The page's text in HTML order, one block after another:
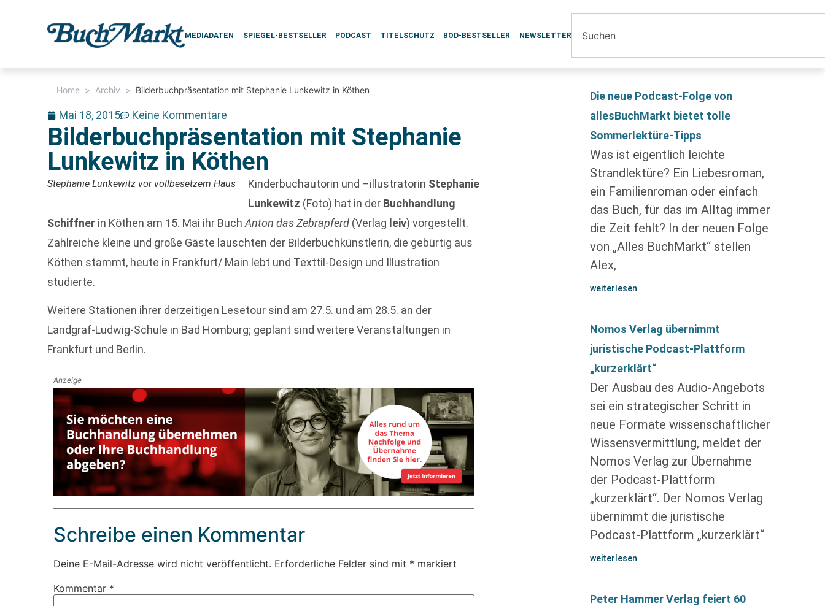
MEDIADATEN SPIEGEL-BESTSELLER PODCAST TITELSCHUTZ BOD-BESTSELLER NEWSLETTER
Home > Archiv > Bilderbuchpräsentation mit Stephanie Lunkewitz in Köthen
Mai 18, 2015 Keine Kommentare
Bilderbuchpräsentation mit Stephanie
Lunkewitz in Köthen
Stephanie Lunkewitz vor vollbesetzem Haus Kinderbuchautorin und –illustratorin Stephanie
Lunkewitz (Foto) hat in der Buchhandlung
Schiffner in Köthen am 15. Mai ihr BuchAnton das Zebrapferd (Verlag leiv) vorgestellt.
Zahlreiche kleine und große Gäste lauschten der Bilderbuchkünstlerin, die gebürtig aus
Köthen stammt, heute in Frankfurt/ Main lebt und Texttil-Design und Illustration
studierte.
Weitere Stationen ihrer derzeitigen Lesetour sind am 27.5. und am 28.5. an der
Landgraf-Ludwig-Schule in Bad Homburg; geplant sind weitere Veranstaltungen in
Frankfurt und Berlin.
Anzeige
Schreibe einen Kommentar
Deine E-Mail-Adresse wird nicht veröffentlicht. Erforderliche Felder sind mit * markiert
Kommentar *
Die neue Podcast-Folge von
allesBuchMarkt bietet tolle
Sommerlektüre-Tipps
Was ist eigentlich leichte
Strandlektüre? Ein Liebesroman,
ein Familienroman oder einfach
das Buch, für das im Alltag immer
die Zeit fehlt? In der neuen Folge
von „Alles BuchMarkt“ stellen
Alex,
weiterlesen
Nomos Verlag übernimmt
juristische Podcast-Plattform
„kurzerklärt“
Der Ausbau des Audio-Angebots
sei ein strategischer Schritt in
neue Formate wissenschaftlicher
Wissensvermittlung, meldet der
Nomos Verlag zur Übernahme
der Podcast-Plattform
„kurzerklärt“. Der Nomos Verlag
übernimmt die juristische
Podcast-Plattform „kurzerklärt“
weiterlesen
Peter Hammer Verlag feiert 60